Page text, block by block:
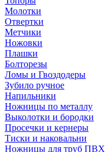
Молотки
Отвертки
Метчики
Ножовки
Плашки
Болторезы
Ломы и Гвоздодеры
Зубило ручное
Напильники
Ножницы по металлу
Выколотки и бородки
Просечки и кернеры
Тиски и наковальни
Ножницы для труб ПВХ